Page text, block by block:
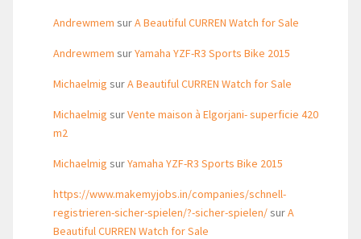
Andrewmem surA Beautiful CURREN Watch for Sale
Andrewmem surYamaha YZF-R3 Sports Bike 2015
Michaelmig surA Beautiful CURREN Watch for Sale
Michaelmig surVente maison à Elgorjani- superficie 420
m2
Michaelmig surYamaha YZF-R3 Sports Bike 2015
https://www.makemyjobs.in/companies/schnell-
registrieren-sicher-spielen/?-sicher-spielen/surA
Beautiful CURREN Watch for Sale